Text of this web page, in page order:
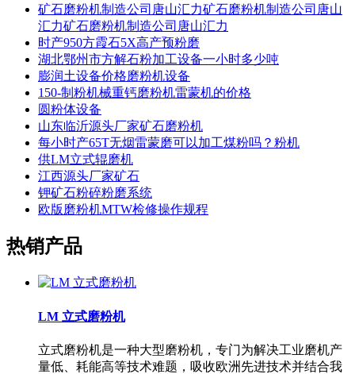
矿石磨粉机制造公司唐山汇力矿石磨粉机制造公司唐山
汇力矿石磨粉机制造公司唐山汇力
时产950方霞石5X高产预粉磨
湖北鄂州市方解石粉加工设备一小时多少吨
膨润土设备价格磨粉机设备
150-制粉机械重钙磨粉机雷蒙机的价格
圆粉体设备
山东临沂源头厂家矿石磨粉机
每小时产65T无烟雷蒙磨可以加工煤粉吗？粉机
供LM立式辊磨机
江西源头厂家矿石
钾矿石粉碎粉磨系统
欧版磨粉机MTW检修操作规程
热销产品
LM 立式磨粉机
立式磨粉机是一种大型磨粉机，专门为解决工业磨机产
量低、耗能高等技术难题，吸收欧洲先进技术并结合我